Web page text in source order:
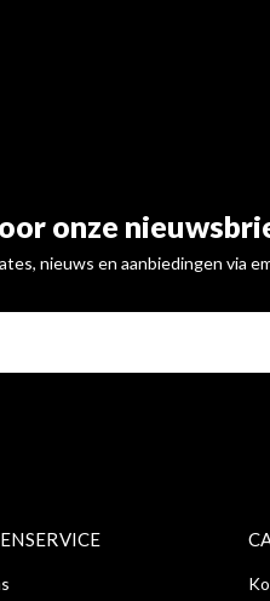
onze
nieuws en aanbiedingen via